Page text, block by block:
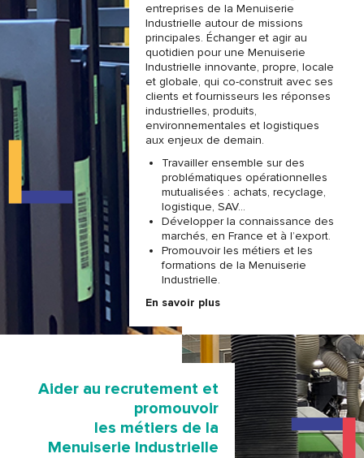
entreprises de la Menuiserie
Industrielle autour de missions
principales. Échanger et agir au
quotidien pour une Menuiserie
Industrielle innovante, propre, locale
et globale, qui co-construit avec ses
clients et fournisseurs les réponses
industrielles, produits,
environnementales et logistiques
aux enjeux de demain.
Travailler ensemble sur des
problématiques opérationnelles
mutualisées : achats, recyclage,
logistique, SAV…
Développer la connaissance des
marchés, en France et à l’export.
Promouvoir les métiers et les
formations de la Menuiserie
Industrielle.
En savoir plus
Aider au recrutement et
promouvoir
les métiers de la
Menuiserie Industrielle